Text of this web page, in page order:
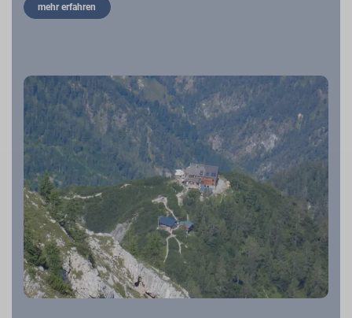
mehr erfahren